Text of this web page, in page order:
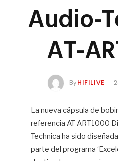
Audio-
AT-
By HIFILIVE
La nueva cápsula de
referencia AT-ART1000
Technica ha sido
parte del programa